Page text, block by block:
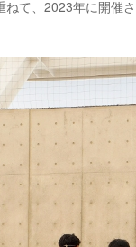
て、2023年に開催